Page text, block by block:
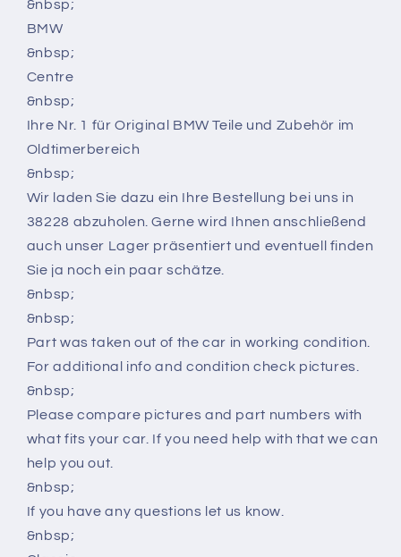
&nbsp;
BMW
&nbsp;
Centre
&nbsp;
Ihre Nr. 1 für Original BMW Teile und Zubehör im
Oldtimerbereich
&nbsp;
Wir laden Sie dazu ein Ihre Bestellung bei uns in
38228 abzuholen. Gerne wird Ihnen anschließend
auch unser Lager präsentiert und eventuell finden
Sie ja noch ein paar schätze.
&nbsp;
&nbsp;
Part was taken out of the car in working condition.
For additional info and condition check pictures.
&nbsp;
Please compare pictures and part numbers with
what fits your car. If you need help with that we can
help you out.
&nbsp;
If you have any questions let us know.
&nbsp;